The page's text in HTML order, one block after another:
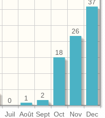
Juil Août Sept Oct Nov Dec
37
26
18
2
1
0